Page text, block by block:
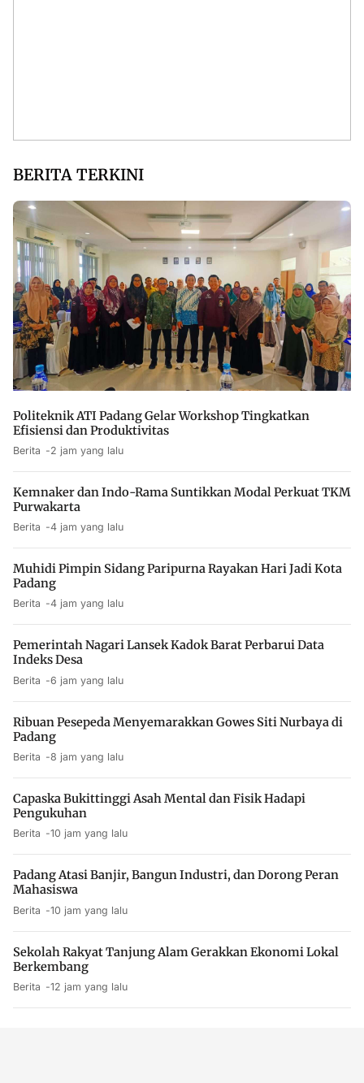
BERITA TERKINI
Politeknik ATI Padang Gelar Workshop Tingkatkan
Efisiensi dan Produktivitas
Berita 2 jam yang lalu
Kemnaker dan Indo-Rama Suntikkan Modal Perkuat TKM
Purwakarta
Berita 4 jam yang lalu
Muhidi Pimpin Sidang Paripurna Rayakan Hari Jadi Kota
Padang
Berita 4 jam yang lalu
Pemerintah Nagari Lansek Kadok Barat Perbarui Data
Indeks Desa
Berita 6 jam yang lalu
Ribuan Pesepeda Menyemarakkan Gowes Siti Nurbaya di
Padang
Berita 8 jam yang lalu
Capaska Bukittinggi Asah Mental dan Fisik Hadapi
Pengukuhan
Berita 10 jam yang lalu
Padang Atasi Banjir, Bangun Industri, dan Dorong Peran
Mahasiswa
Berita 10 jam yang lalu
Sekolah Rakyat Tanjung Alam Gerakkan Ekonomi Lokal
Berkembang
Berita 12 jam yang lalu